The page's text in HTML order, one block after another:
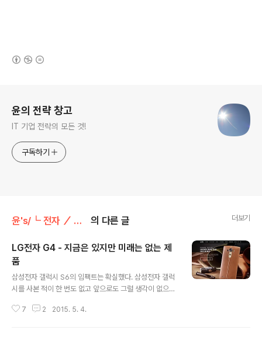
윤의 전략 창고
IT 기업 전략의 모든 것!
구독하기
윤's/┗ 전자 ／ 모바일 의 다른 글 더보기
LG전자 G4 - 지금은 있지만 미래는 없는 제
품
삼성전자 갤럭시 S6의 임팩트는 확실했다. 삼성전자 갤럭
시를 사본 적이 한 번도 없고 앞으로도 그럴 생각이 없으나
니다. 주변부의 빛의 변화에 따라 달라지는 표면과 매끈한
7 2 2015. 5. 4.